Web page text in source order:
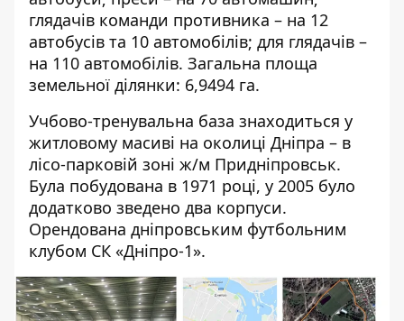
глядачів команди противника – на 12
автобусів та 10 автомобілів; для глядачів –
на 110 автомобілів. Загальна площа
земельної ділянки: 6,9494 га.
Учбово-тренувальна база знаходиться у
житловому масиві на околиці Дніпра – в
лісо-парковій зоні ж/м Придніпровськ.
Була побудована в 1971 році, у 2005 було
додатково зведено два корпуси.
Орендована дніпровським футбольним
клубом СК «Дніпро-1».